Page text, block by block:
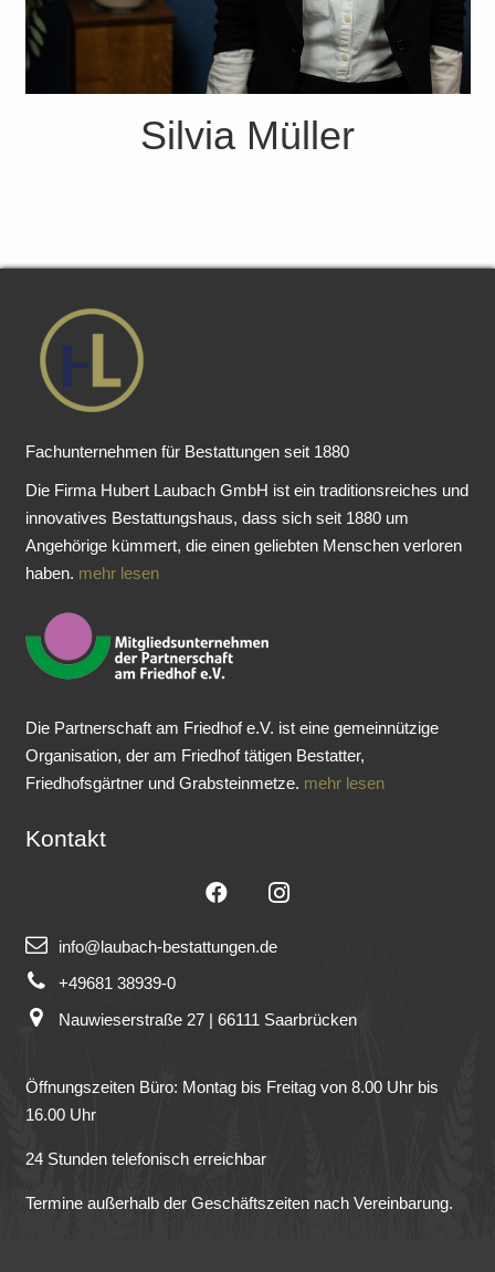
Silvia Müller
Fachunternehmen für Bestattungen seit 1880
Die Firma Hubert Laubach GmbH ist ein traditionsreiches und
innovatives Bestattungshaus, dass sich seit 1880 um
Angehörige kümmert, die einen geliebten Menschen verloren
haben. mehr lesen
Die Partnerschaft am Friedhof e.V. ist eine gemeinnützige
Organisation, der am Friedhof tätigen Bestatter,
Friedhofsgärtner und Grabsteinmetze. mehr lesen
Kontakt
info@laubach-bestattungen.de
+49681 38939-0
Nauwieserstraße 27 | 66111 Saarbrücken
Öffnungszeiten Büro: Montag bis Freitag von 8.00 Uhr bis
16.00 Uhr
24 Stunden telefonisch erreichbar
Termine außerhalb der Geschäftszeiten nach Vereinbarung.